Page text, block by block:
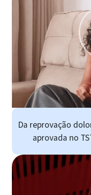
Da reprovação
aprovada no